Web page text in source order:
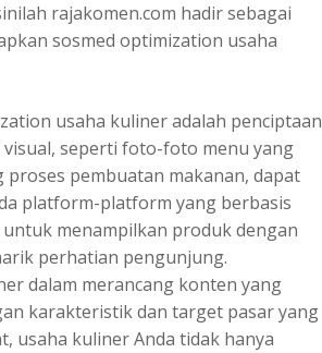
rajakomen.com hadir sebagai
sosmed optimization usaha
usaha kuliner adalah penciptaan
seperti foto-foto menu yang
pembuatan makanan, dapat
platform-platform yang berbasis
menampilkan produk dengan
perhatian pengunjung.
dalam merancang konten yang
karakteristik dan target pasar yang
usaha kuliner Anda tidak hanya